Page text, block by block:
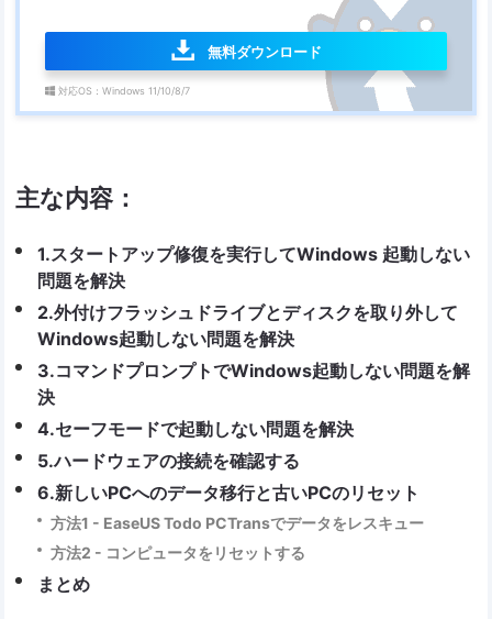
無料ダウンロード
対応OS：Windows 11/10/8/7
主な内容：
1.スタートアップ修復を実行してWindows 起動しない
問題を解決
2.外付けフラッシュドライブとディスクを取り外して
Windows起動しない問題を解決
3.コマンドプロンプトでWindows起動しない問題を解
決
4.セーフモードで起動しない問題を解決
5.ハードウェアの接続を確認する
6.新しいPCへのデータ移行と古いPCのリセット
方法1 - EaseUS Todo PCTransでデータをレスキュー
方法2 - コンピュータをリセットする
まとめ